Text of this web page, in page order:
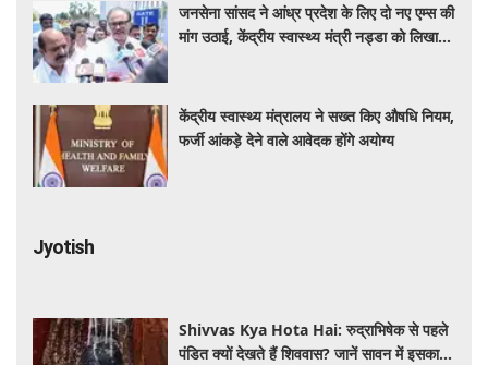
जनसेना सांसद ने आंध्र प्रदेश के लिए दो नए एम्स की
मांग उठाई, केंद्रीय स्वास्थ्य मंत्री नड्डा को लिखा
केंद्रीय स्वास्थ्य मंत्रालय ने सख्त किए औषधि नियम,
फर्जी आंकड़े देने वाले आवेदक होंगे अयोग्य
Jyotish
Shivvas Kya Hota Hai: रुद्राभिषेक से पहले
पंडित क्यों देखते हैं शिववास? जानें सावन में इसका